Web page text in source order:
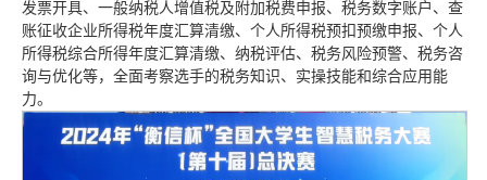
发票开具、一般纳税人增值税及附加税费申报、税务数字账户、查
账征收企业所得税年度汇算清缴、个人所得税预扣预缴申报、个人
所得税综合所得年度汇算清缴、纳税评估、税务风险预警、税务咨
询与优化等，全面考察选手的税务知识、实操技能和综合应用能
力。